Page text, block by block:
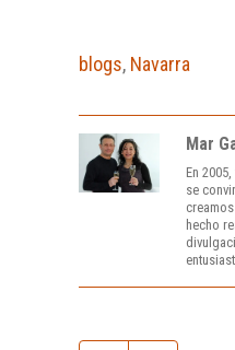
blogs, Navarra
Mar
En
se
hecho